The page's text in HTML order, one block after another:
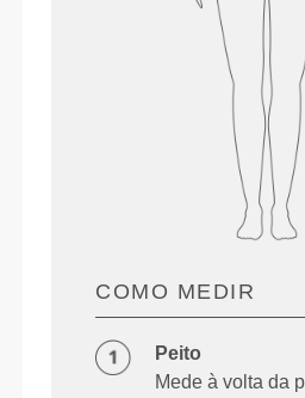
COMO MEDIR
Peito
Mede à volta da